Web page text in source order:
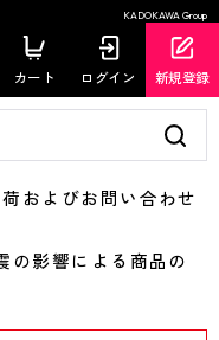
KADOKAWA Group
カート ログイン 新規登録
およびお問い合わせ
影響による商品の